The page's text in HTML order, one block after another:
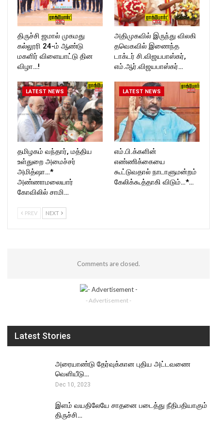
திருச்சி ஜமால் முகமது
கல்லூரி 24-ம் ஆண்டு
மகளிர் விளையாட்டு தின
விழா…!
அதிமுகவில் இருந்து விலகி
தவெகவில் இணைந்த
டாக்டர் சி.விஜயபாஸ்கர்,
எம்.ஆர்.விஜயபாஸ்கர்…
LATEST NEWS
தமிழகம் வந்தார், மத்திய
உள்துறை அமைச்சர்
அமித்ஷா…*
அண்ணாமலையார்
கோவிலில் சாமி…
LATEST NEWS
எம்.பி.க்களின்
எண்ணிக்கையை
கூட்டுவதால் நாடாளுமன்றம்
கேலிக்கூத்தாகி விடும்…*…
PREV NEXT
Comments are closed.
- Advertisement -
Latest Stories
அரையாண்டு தேர்வுக்கான புதிய அட்டவணை
வெளியீடு…
Dec 10, 2023
இளம் வயதிலேயே சாதனை படைத்து நீதிபதியாகும்
திருச்சி…